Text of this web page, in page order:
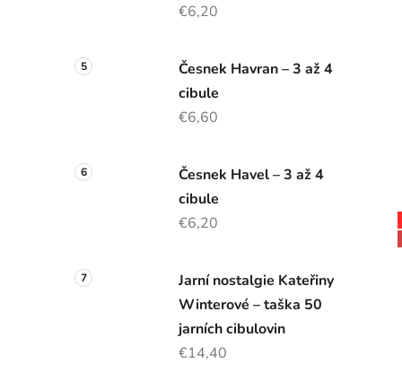
€6,20
Česnek Havran – 3 až 4
cibule
€6,60
Česnek Havel – 3 až 4
cibule
€6,20
Jarní nostalgie Kateřiny
Winterové – taška 50
jarních cibulovin
€14,40